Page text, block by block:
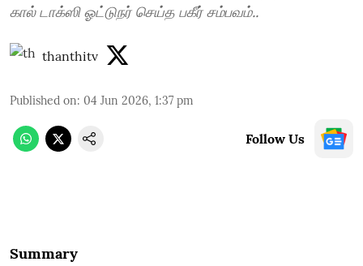
கால் டாக்ஸி ஓட்டுநர் செய்த பகீர் சம்பவம்..
thanthitv
Published on: 04 Jun 2026, 1:37 pm
Follow Us
Summary